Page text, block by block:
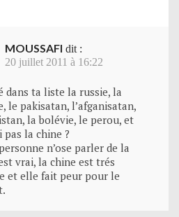
MOUSSAFI dit :
20 juillet 2011 à 16:22
dans ta liste la russie, la
le pakisatan, l’afganisatan,
la bolévie, le perou, et
pas la chine ?
n’ose parler de la
vrai, la chine est trés
et elle fait peur pour le